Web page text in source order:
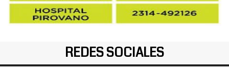
REDES SOCIALES